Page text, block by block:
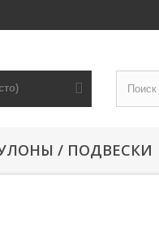
/ ПОДВЕСКИ